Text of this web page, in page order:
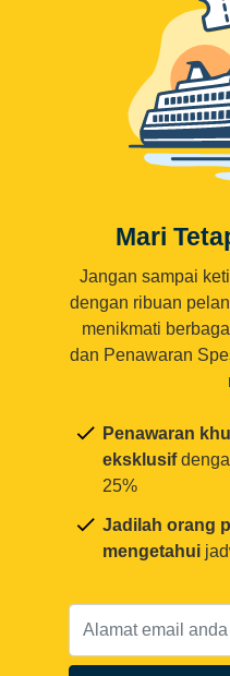
Mari
Jangan sampai
dengan ribuan
menikmati
dan Penawaran
Penawaran
eksklusif
25%
Jadilah orang
mengetahui